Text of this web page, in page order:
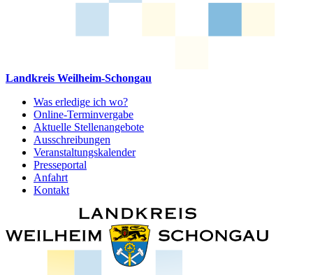
Landkreis Weilheim-Schongau
Was erledige ich wo?
Online-Terminvergabe
Aktuelle Stellenangebote
Ausschreibungen
Veranstaltungskalender
Presseportal
Anfahrt
Kontakt